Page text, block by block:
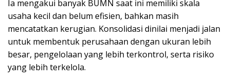
Ia mengakui banyak BUMN saat ini memiliki skala
usaha kecil dan belum efisien, bahkan masih
mencatatkan kerugian. Konsolidasi dinilai menjadi jalan
untuk membentuk perusahaan dengan ukuran lebih
besar, pengelolaan yang lebih terkontrol, serta risiko
yang lebih terkelola.